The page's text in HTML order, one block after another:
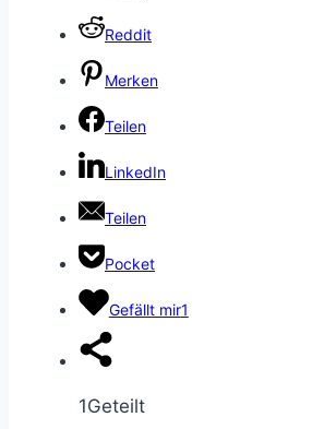
Reddit
Merken
Teilen
LinkedIn
Teilen
Pocket
Gefällt mir1
1Geteilt